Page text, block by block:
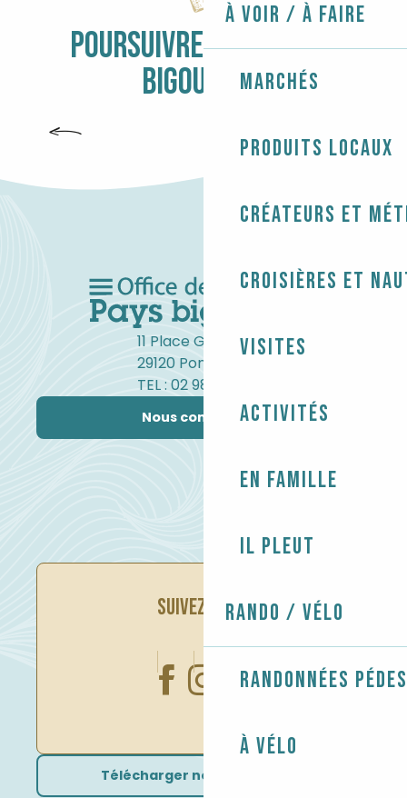
À voir / À faire
Marchés
Produits locaux
Créateurs et
Croisières et
Visites
Activités
En famille
Il pleut
Rando / Vélo
Randonnées
À vélo
POURSUIVRE L'AVENTURE
BIGOUDÈNE
DÉCOUVRIR
11 Place Gambetta
29120 Pont-l'Abbé
TEL : 02 98 82 37 99
Nous contacter
SUIVEZ-NOUS
Télécharger nos brochures